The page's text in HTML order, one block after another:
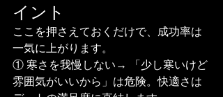
イント
ここを押さえておくだけで、成功率は
一気に上がります。
① 寒さを我慢しない→ 「少し寒いけど
雰囲気がいいから」は危険。快適さは